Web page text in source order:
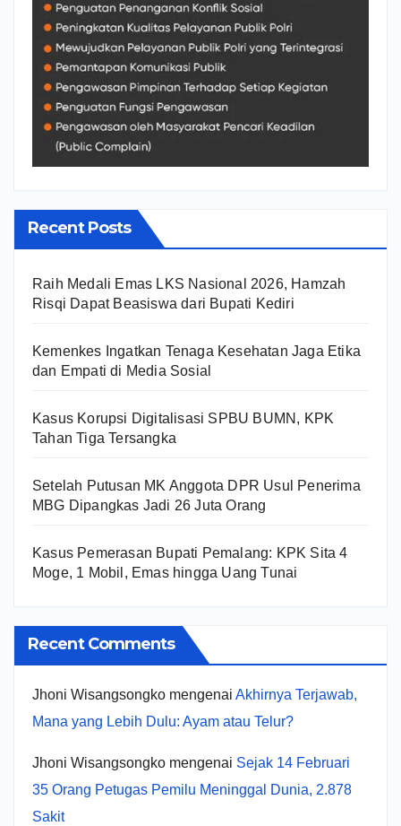
Recent Posts
Raih Medali Emas LKS Nasional 2026, Hamzah
Risqi Dapat Beasiswa dari Bupati Kediri
Kemenkes Ingatkan Tenaga Kesehatan Jaga Etika
dan Empati di Media Sosial
Kasus Korupsi Digitalisasi SPBU BUMN, KPK
Tahan Tiga Tersangka
Setelah Putusan MK Anggota DPR Usul Penerima
MBG Dipangkas Jadi 26 Juta Orang
Kasus Pemerasan Bupati Pemalang: KPK Sita 4
Moge, 1 Mobil, Emas hingga Uang Tunai
Recent Comments
Jhoni Wisangsongko mengenai Akhirnya Terjawab,
Mana yang Lebih Dulu: Ayam atau Telur?
Jhoni Wisangsongko mengenai Sejak 14 Februari
35 Orang Petugas Pemilu Meninggal Dunia, 2.878
Sakit